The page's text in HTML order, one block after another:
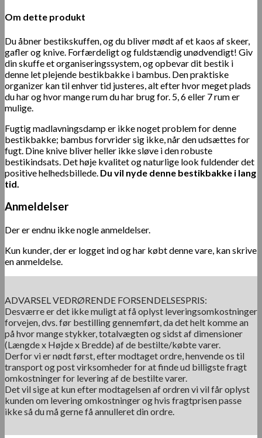
Om dette produkt
Du åbner bestikskuffen, og du bliver mødt af et kaos af skeer,
gafler og knive. Forfærdeligt og fuldstændig unødvendigt! Giv
din skuffe et organiseringssystem, og opbevar dit bestik i
denne let plejende bestikbakke i bambus. Den praktiske
organizer kan til enhver tid justeres, alt efter hvor meget plads
du har og hvor mange rum du har brug for. 5, 6 eller 7 rum er
mulige.
Fugtig madlavningsdamp er ikke noget problem for denne
bestikbakke; bambus forvrider sig ikke, når den udsættes for
fugt. Dine knive bliver heller ikke sløve i den robuste
bestikindsats. Det høje kvalitet og naturlige look fuldender det
positive helhedsbillede. Du vil nyde denne bestikbakke i lang
tid.
Anmeldelser
Der er endnu ikke nogle anmeldelser.
Kun kunder, der er logget ind og har købt denne vare, kan skrive
en anmeldelse.
ADVARSEL VEDRØRENDE FORSENDELSESPRIS:
Desværre er det ikke muligt at få oplyst leveringsomkostninger
forvejen, dvs. før bestilling gennemført, da det helt komme an
på hvor mange stykker, totalvægten og sidst af dimensioner
(Længde x Højde x Bredde) af de bestilte/købte varer.
Derfor vi er nødt først, efter modtaget ordre, henvende os til
transport og post virksomheder for at finde ud billigste fragt
omkostninger for levering af de bestilte varer.
Det vil sige at kun efter modtagelsen af ordren vi vil får oplyst
kunden om levering omkostninger og hvis fragtprisen passe
ikke så du må gerne få annulleret din ordre.